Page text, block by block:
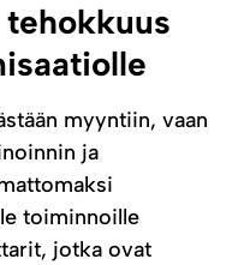
myyntiin, vaan
ja
toiminnoille
jotka ovat